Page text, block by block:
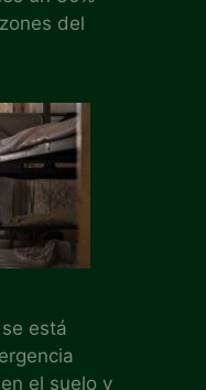
del
está
el suelo y